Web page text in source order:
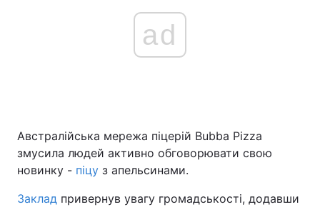
ad
Австралійська мережа піцерій Bubba Pizza
змусила людей активно обговорювати свою
новинку - піцу з апельсинами.
Заклад привернув увагу громадськості, додавши